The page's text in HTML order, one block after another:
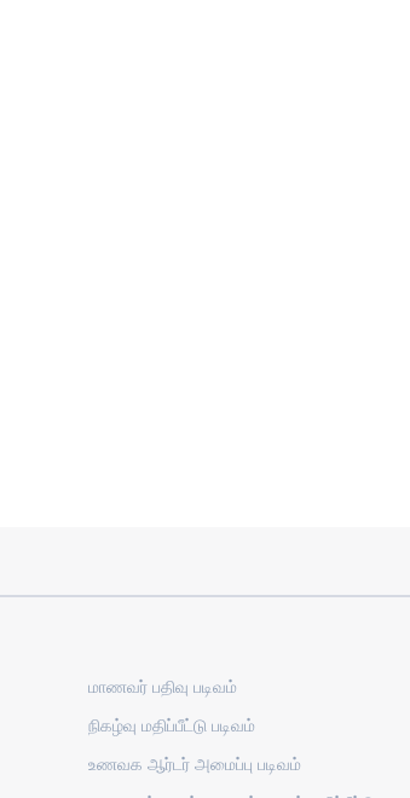
மாணவர் பதிவு படிவம்
நிகழ்வு மதிப்பீட்டு படிவம்
உணவக ஆர்டர் அமைப்பு படிவம்